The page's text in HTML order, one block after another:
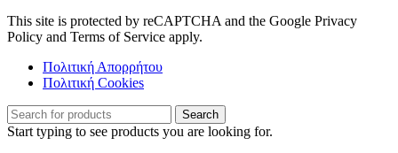
This site is protected by reCAPTCHA and the Google Privacy
Policy and Terms of Service apply.
Πολιτική Απορρήτου
Πολιτική Cookies
Search
Start typing to see products you are looking for.